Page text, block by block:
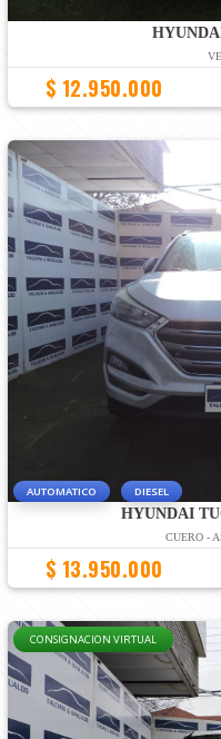
$ 12.950.000
AUTOMATICO DIESEL
HYUNDAI
CUERO -
$ 13.950.000
CONSIGNACION VIRTUAL